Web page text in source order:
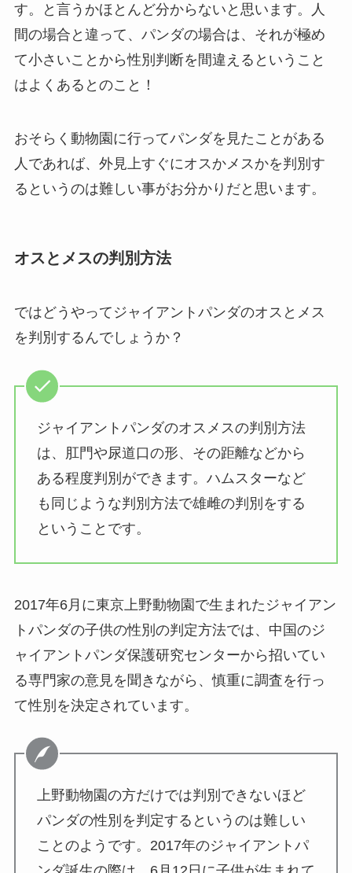
す。と言うかほとんど分からないと思います。人
間の場合と違って、パンダの場合は、それが極め
て小さいことから性別判断を間違えるということ
はよくあるとのこと！
おそらく動物園に行ってパンダを見たことがある
人であれば、外見上すぐにオスかメスかを判別す
るというのは難しい事がお分かりだと思います。
オスとメスの判別方法
ではどうやってジャイアントパンダのオスとメス
を判別するんでしょうか？
ジャイアントパンダのオスメスの判別方法
は、肛門や尿道口の形、その距離などから
ある程度判別ができます。ハムスターなど
も同じような判別方法で雄雌の判別をする
ということです。
2017年6月に東京上野動物園で生まれたジャイアン
トパンダの子供の性別の判定方法では、中国のジ
ャイアントパンダ保護研究センターから招いてい
る専門家の意見を聞きながら、慎重に調査を行っ
て性別を決定されています。
上野動物園の方だけでは判別できないほど
パンダの性別を判定するというのは難しい
ことのようです。2017年のジャイアントパ